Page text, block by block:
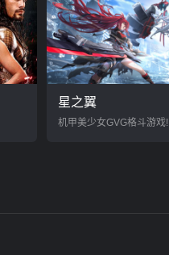
星之翼
机甲美少女GVG格斗游戏!